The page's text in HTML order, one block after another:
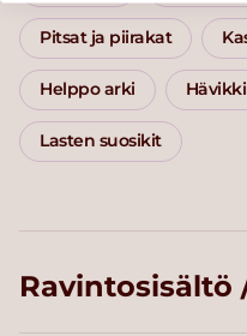
Pitsat ja piirakat
Helppo arki
Lasten suosikit
Ravintosisältö